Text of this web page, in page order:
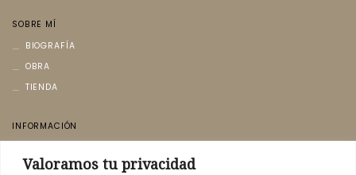
Valoramos tu privacidad
SOBRE MÍ
BIOGRAFÍA
OBRA
TIENDA
INFORMACIÓN
POLÍTICA DE PRIVACIDAD